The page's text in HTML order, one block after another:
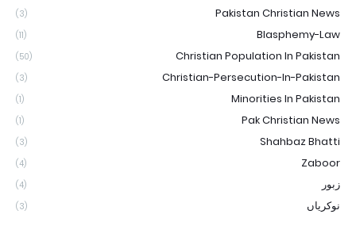
Pakistan Christian News
(3)
Blasphemy-Law
(11)
Christian Population In Pakistan
(50)
Christian-Persecution-In-Pakistan
(3)
Minorities In Pakistan
(1)
Pak Christian News
(1)
Shahbaz Bhatti
(3)
Zaboor
(4)
زبور (4)
نوکریاں (3)